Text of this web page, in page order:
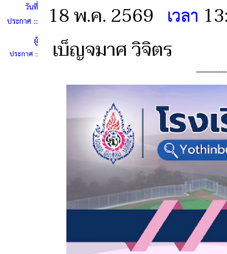
วันที่
ประกาศ ::
18 พ.ค. 2569 เวลา
ผู้
ประกาศ ::
เบ็ญจมาศ วิจิตร